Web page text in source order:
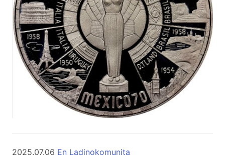
2025.07.06 En Ladinokomunita